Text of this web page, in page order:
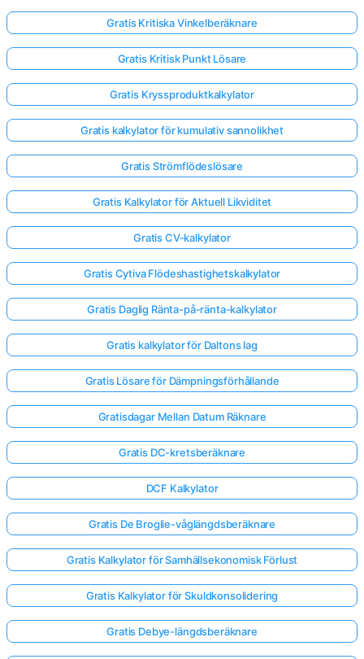
Gratis Kritiska Vinkelberäknare
Gratis Kritisk Punkt Lösare
Gratis Kryssproduktkalkylator
Gratis kalkylator för kumulativ sannolikhet
Gratis Strömflödeslösare
Gratis Kalkylator för Aktuell Likviditet
Gratis CV-kalkylator
Gratis Cytiva Flödeshastighetskalkylator
Gratis Daglig Ränta-på-ränta-kalkylator
Gratis kalkylator för Daltons lag
Gratis Lösare för Dämpningsförhållande
Gratisdagar Mellan Datum Räknare
Gratis DC-kretsberäknare
DCF Kalkylator
Gratis De Broglie-våglängdsberäknare
Gratis Kalkylator för Samhällsekonomisk Förlust
Gratis Kalkylator för Skuldkonsolidering
Gratis Debye-längdsberäknare